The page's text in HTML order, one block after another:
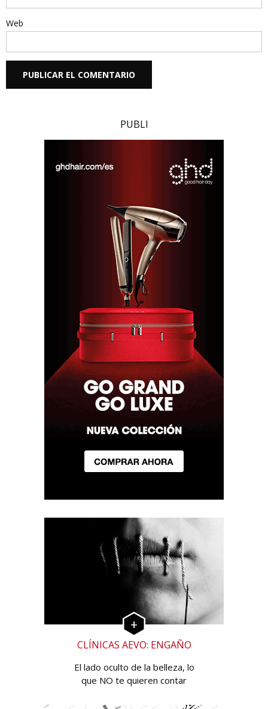
Web
PUBLI
CLÍNICAS AEVO: ENGAÑO
El lado oculto de la belleza, lo
que NO te quieren contar